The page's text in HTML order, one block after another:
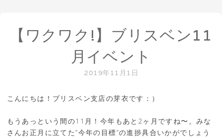
【ワクワク!】ブリスベン11
月イベント
2019年11月1日
こんにちは！ブリスベン支店の芽衣です：）
もうあっという間の11月！今年もあと2ヶ月ですね〜。みな
さんお正月に立てた”今年の目標”の進捗具合いかがでしょう